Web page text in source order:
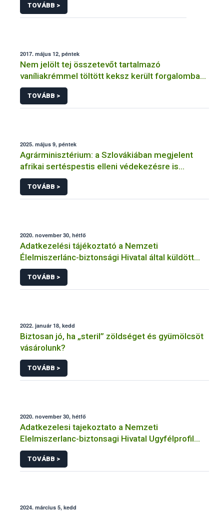
TOVÁBB >
2017. május 12, péntek
Nem jelölt tej összetevőt tartalmazó
vaníliakrémmel töltött keksz került forgalomba
Magyarországon
TOVÁBB >
2025. május 9, péntek
Agrárminisztérium: a Szlovákiában megjelent
afrikai sertéspestis elleni védekezésre is
figyelniük kell a hazai állattartóknak
TOVÁBB >
2020. november 30, hétfő
Adatkezelési tájékoztató a Nemzeti
Élelmiszerlánc-biztonsági Hivatal által küldött
tájékoztatók küldéséhez történő regisztrációhoz
kapcsolódó adatkezelések vonatkozásában
TOVÁBB >
2022. január 18, kedd
Biztosan jó, ha „steril” zöldséget és gyümölcsöt
vásárolunk?
TOVÁBB >
2020. november 30, hétfő
Adatkezelesi tajekoztato a Nemzeti
Elelmiszerlanc-biztonsagi Hivatal Ugyfélprofil
Rendszerben erdeszeti szaporitoanyag
temakorben intezheto kozhatalmi eljarasaihoz
kapcsolodo adatkezelesehez
TOVÁBB >
2024. március 5, kedd